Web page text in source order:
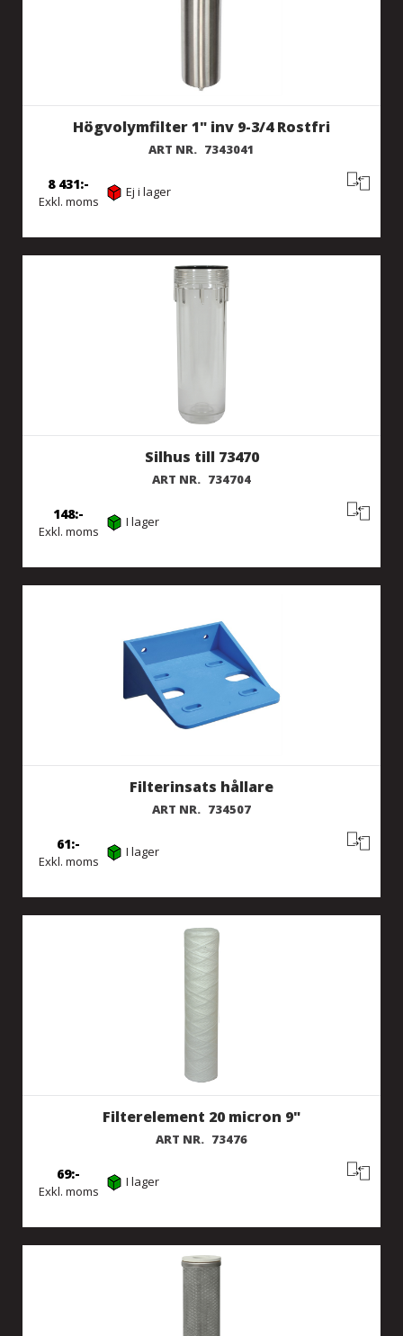
Högvolymfilter 1" inv 9-3/4 Rostfri
ART NR. 7343041
Exkl. moms
8 431 Ej i lager
Silhus till 73470
ART NR. 734704
Exkl. moms
148 I lager
Filterinsats hållare
ART NR. 734507
Exkl. moms
61 I lager
Filterelement 20 micron 9"
ART NR. 73476
Exkl. moms
69 I lager